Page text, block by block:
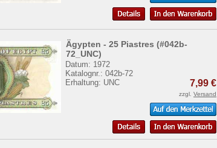
Ägypten - 25 Piastres (#042b-
72_UNC)
Datum: 1972
Katalognr.: 042b-72
Erhaltung: UNC
7,99 €
zzgl. Versand